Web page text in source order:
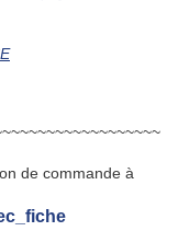
de commande à